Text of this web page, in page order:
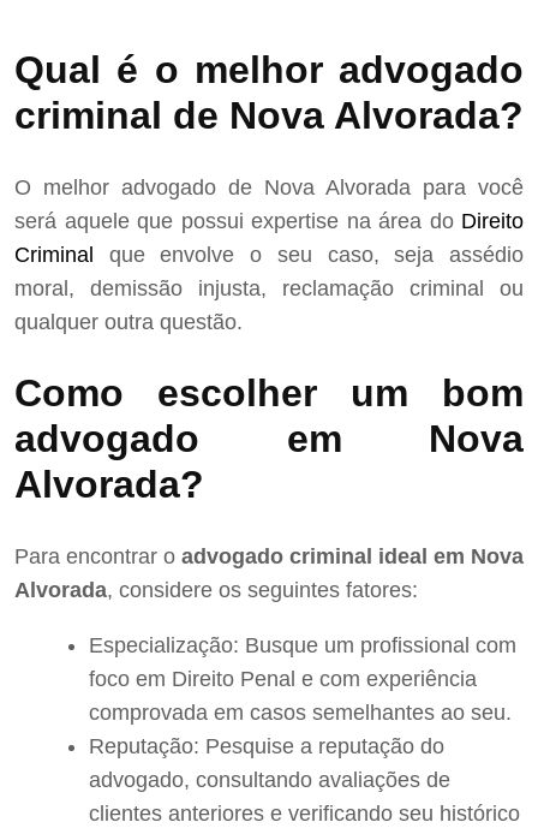
Qual é o melhor advogado
criminal de Nova Alvorada?
O melhor advogado de Nova Alvorada para você
será aquele que possui expertise na área do Direito
Criminal que envolve o seu caso, seja assédio
moral, demissão injusta, reclamação criminal ou
qualquer outra questão.
Como escolher um bom
advogado em Nova
Alvorada?
Para encontrar o advogado criminal ideal em Nova
Alvorada, considere os seguintes fatores:
Especialização: Busque um profissional com
foco em Direito Penal e com experiência
comprovada em casos semelhantes ao seu.
Reputação: Pesquise a reputação do
advogado, consultando avaliações de
clientes anteriores e verificando seu histórico